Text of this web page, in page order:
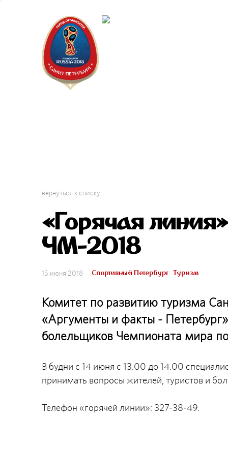
вернуться к списку
«Горячая
ЧМ-2018
15 июня 2018 Спортивный Петербург Туризм
Комитет по развитию туризма
«Аргументы и факты -
болельщиков Чемпионата мира
В будни с 14 июня с 13.00 до 14.00
принимать вопросы жителей, туристов и
Телефон «горячей линии»: 327-38-49.